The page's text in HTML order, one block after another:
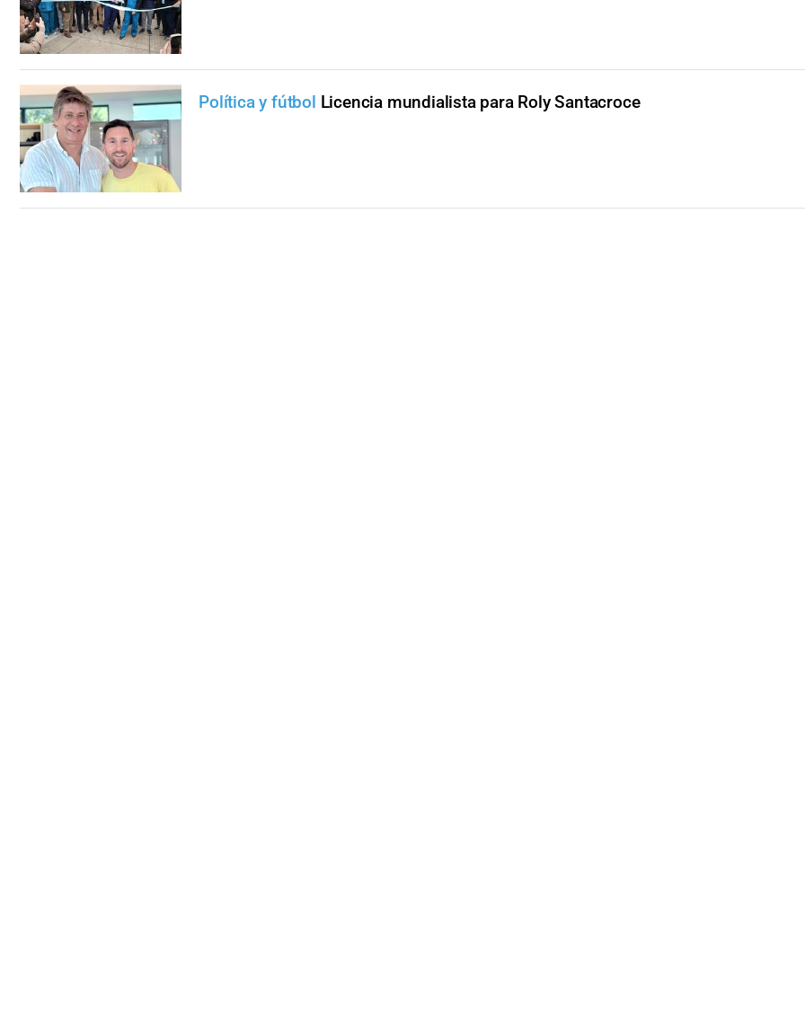
Política y fútbol Licencia mundialista para Roly Santacroce